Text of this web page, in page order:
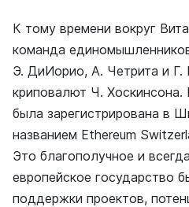
К тому времени вокруг
команда
Э. ДиИорио, А. Четрита и Г.
криповалют Ч.
была зарегистрирована в
названием Ethereum
Это благополучное и
европейское государство
поддержки проектов,